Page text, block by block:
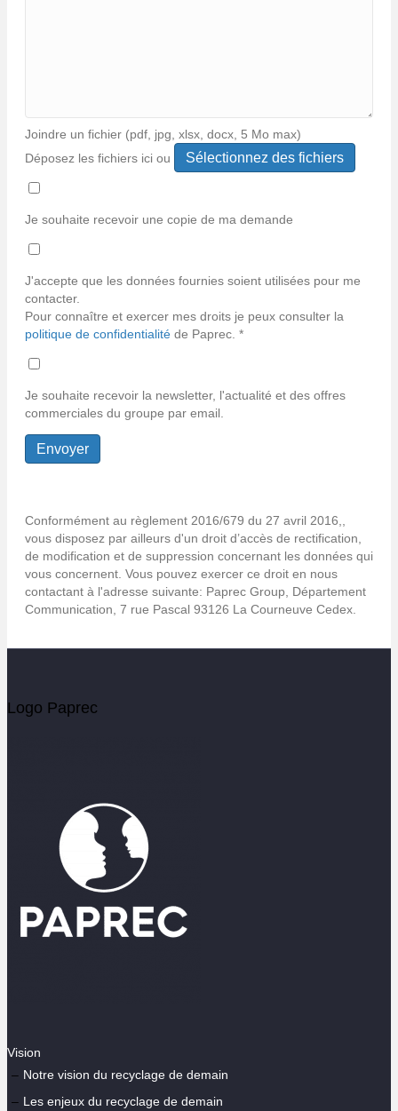
Joindre un fichier (pdf, jpg, xlsx, docx, 5 Mo max)
Déposez les fichiers ici ou
Types
de
fichiers
pdf,
jpeg,
xlsx,
docx.
Je souhaite recevoir une copie de ma demande
J'accepte que les données fournies soient utilisées pour me
contacter.
Pour connaître et exercer mes droits je peux consulter la
politique de confidentialité de Paprec. *
Je souhaite recevoir la newsletter, l'actualité et des offres
commerciales du groupe par email.
Conformément au règlement 2016/679 du 27 avril 2016,,
vous disposez par ailleurs d'un droit d’accès de rectification,
de modification et de suppression concernant les données qui
vous concernent. Vous pouvez exercer ce droit en nous
contactant à l'adresse suivante: Paprec Group, Département
Communication, 7 rue Pascal 93126 La Courneuve Cedex.
Logo Paprec
Vision
Notre vision du recyclage de demain
Les enjeux du recyclage de demain